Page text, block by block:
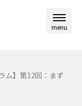
menu
ム】第12回：まず